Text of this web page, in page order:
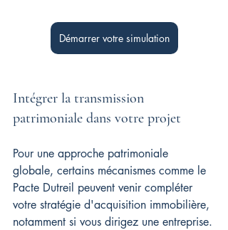
Démarrer votre simulation
Intégrer la transmission
patrimoniale dans votre projet
Pour une approche patrimoniale
globale, certains mécanismes comme le
Pacte Dutreil peuvent venir compléter
votre stratégie d'acquisition immobilière,
notamment si vous dirigez une entreprise.